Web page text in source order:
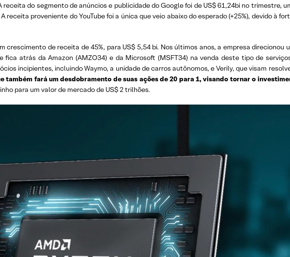
receita do segmento de anúncios e publicidade do Google foi de US$ 61,24bi no trimestre,
receita proveniente do YouTube foi a única que veio abaixo do esperado (+25%), devido à
de receita de 45%, para US$ 5,54 bi. Nos últimos anos, a empresa direcionou
fica atrás da Amazon (AMZO34) e da Microsoft (MSFT34) na venda deste tipo de
incipientes, incluindo Waymo, a unidade de carros autônomos, e Verily, que visam
também fará um desdobramento de suas ações de 20 para 1, visando tornar o
para um valor de mercado de US$ 2 trilhões.